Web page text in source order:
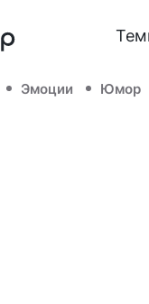
Эмоции Юмор